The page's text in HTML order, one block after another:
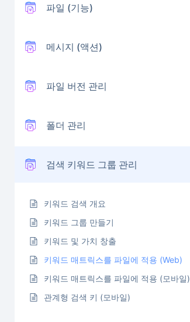
파일 (기능)
메시지 (액션)
파일 버전 관리
폴더 관리
검색 키워드 그룹 관리
키워드 검색 개요
키워드 그룹 만들기
키워드 및 가치 창출
키워드 매트릭스를 파일에 적용 (Web)
키워드 매트릭스를 파일에 적용 (모바일)
관계형 검색 키 (모바일)